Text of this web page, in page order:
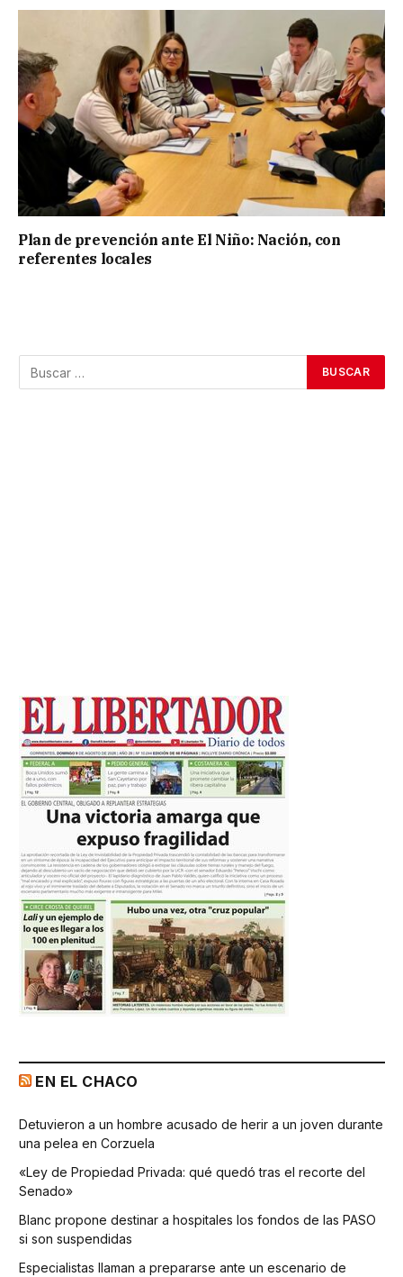
Plan de prevención ante El Niño: Nación, con
referentes locales
EN EL CHACO
Detuvieron a un hombre acusado de herir a un joven durante
una pelea en Corzuela
«Ley de Propiedad Privada: qué quedó tras el recorte del
Senado»
Blanc propone destinar a hospitales los fondos de las PASO
si son suspendidas
Especialistas llaman a prepararse ante un escenario de